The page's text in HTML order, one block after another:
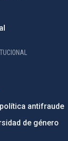
antifraude
de género